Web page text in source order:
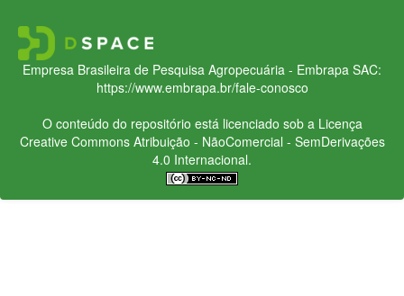
Empresa Brasileira de Pesquisa Agropecuária - Embrapa SAC:
https://www.embrapa.br/fale-conosco
O conteúdo do repositório está licenciado sob a Licença
Creative CommonsAtribuição - NãoComercial - SemDerivações
4.0 Internacional.